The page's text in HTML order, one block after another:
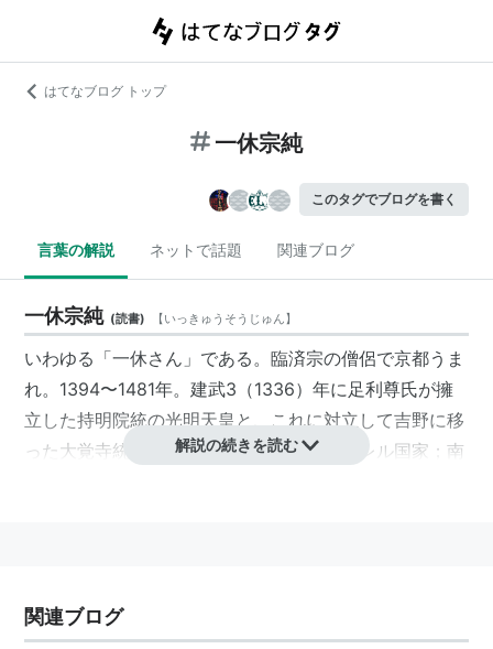
はてなブログ トップ
一休宗純
このタグでブログを書く
言葉の解説 ネットで話題 関連ブログ
一休宗純 (読書) 【いっきゅうそうじゅん】
いわゆる「一休さん」である。臨済宗の僧侶で京都うま
れ。1394〜1481年。建武3（1336）年に足利尊氏が擁
立した持明院統の光明天皇と、これに対立して吉野に移
った大覚寺統の後醍醐天皇の、二つのパラレル国家；南
「前期-倭寇」が盛んとなり、遣明使を送って勘合貿易
を始めたり、そういう世情が「婆娑羅」〔ばさら〕（＝
解説の続きを読む
関連ブログ